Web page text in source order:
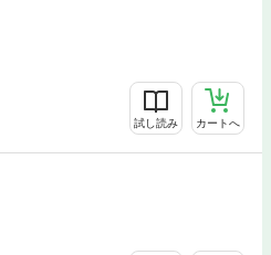
試し読み カートへ